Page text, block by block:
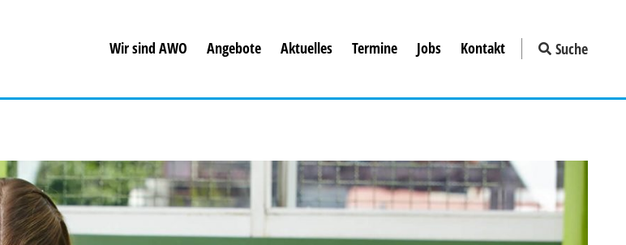
Suche
Wir sind AWO Angebote Aktuelles Termine Jobs Kontakt